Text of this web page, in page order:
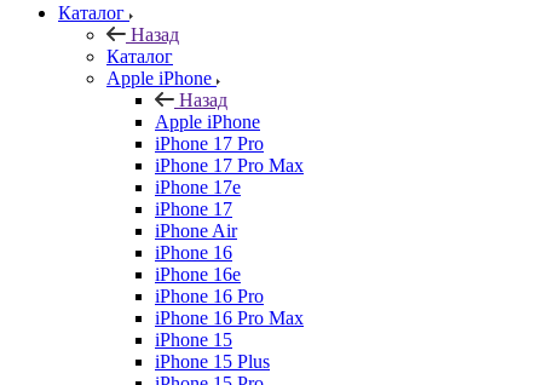
Каталог
Назад
Каталог
Apple iPhone
Назад
Apple iPhone
iPhone 17 Pro
iPhone 17 Pro Max
iPhone 17e
iPhone 17
iPhone Air
iPhone 16
iPhone 16e
iPhone 16 Pro
iPhone 16 Pro Max
iPhone 15
iPhone 15 Plus